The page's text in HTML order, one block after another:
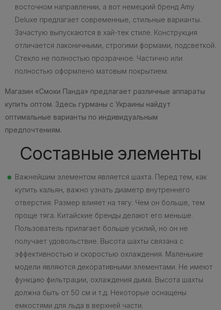
восточном направлении, а вот немецкий бренд Amy
Deluxe предлагает современные, стильные варианты.
Зачастую выпускаются в хай-тек стиле. Конструкция
отличается лаконичными, строгими формами, подсветкой.
Стекло не полностью прозрачное. Частично или
полностью оформлено матовым покрытием.
Магазин «Смоки Панда» предлагает различные аппараты
купить оптом. Здесь гурманы с Украины найдут
оптимальные варианты по индивидуальным
предпочтениям.
Составные элементы
Важнейшим элементом является шахта. Перед тем, как
купить кальян, важно узнать диаметр внутреннего
отверстия. Размер влияет на тягу. Чем он больше, тем
проще тяга. Китайские бренды делают его меньше.
Пользователь прилагает больше усилий, но он не
получает удовольствие. Высота шахты связана с
эффективностью и скоростью охлаждения. Маленькие
модели являются декоративными элементами. Не имеют
функцию фильтрации, охлаждения дыма. Высота шахты
должна быть от 50 см и т.д. Некоторые оснащены
емкостями для льда в верхней части.